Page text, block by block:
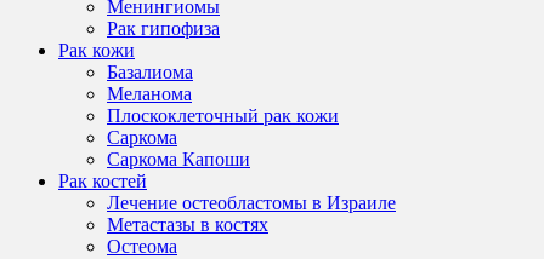
Менингиомы
Рак гипофиза
Рак кожи
Базалиома
Меланома
Плоскоклеточный рак кожи
Саркома
Саркома Капоши
Рак костей
Лечение остеобластомы в Израиле
Метастазы в костях
Остеома